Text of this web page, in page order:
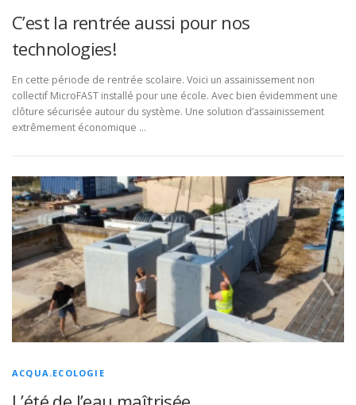
C’est la rentrée aussi pour nos
technologies!
En cette période de rentrée scolaire. Voici un assainissement non
collectif MicroFAST installé pour une école. Avec bien évidemment une
clôture sécurisée autour du système. Une solution d’assainissement
extrêmement économique …
ACQUA.ECOLOGIE